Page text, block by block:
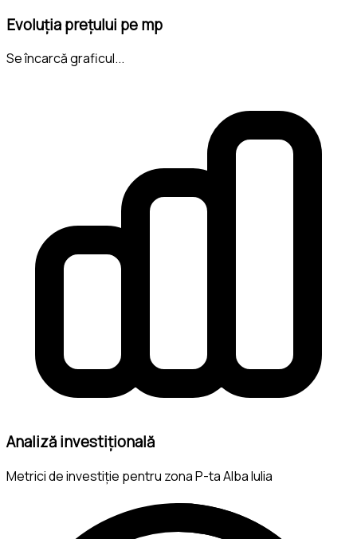
Evoluția prețului pe mp
Se încarcă graficul...
Analiză investițională
Metrici de investiție pentru zona P-ta Alba Iulia